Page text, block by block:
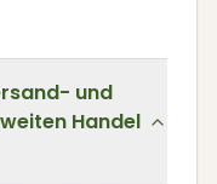
und
Handel